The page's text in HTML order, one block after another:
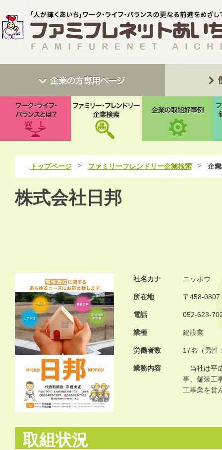
トップページ ファミリーフレンドリー企業検索 企
株式会社日邦
社名カナ ニッポウ
所在地 〒458-0807
電話 052-623-
業種 建設業
労働者数 17名（男
業務内容
当社は平
事、舗装工
工事業を営
取組状況